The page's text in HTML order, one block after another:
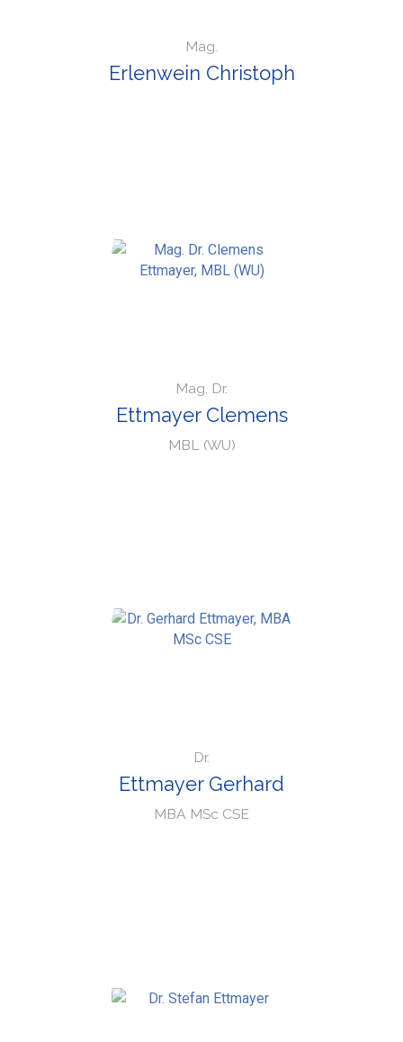
Mag.
Erlenwein Christoph
Mag. Dr.
Ettmayer Clemens
MBL (WU)
Dr.
Ettmayer Gerhard
MBA MSc CSE